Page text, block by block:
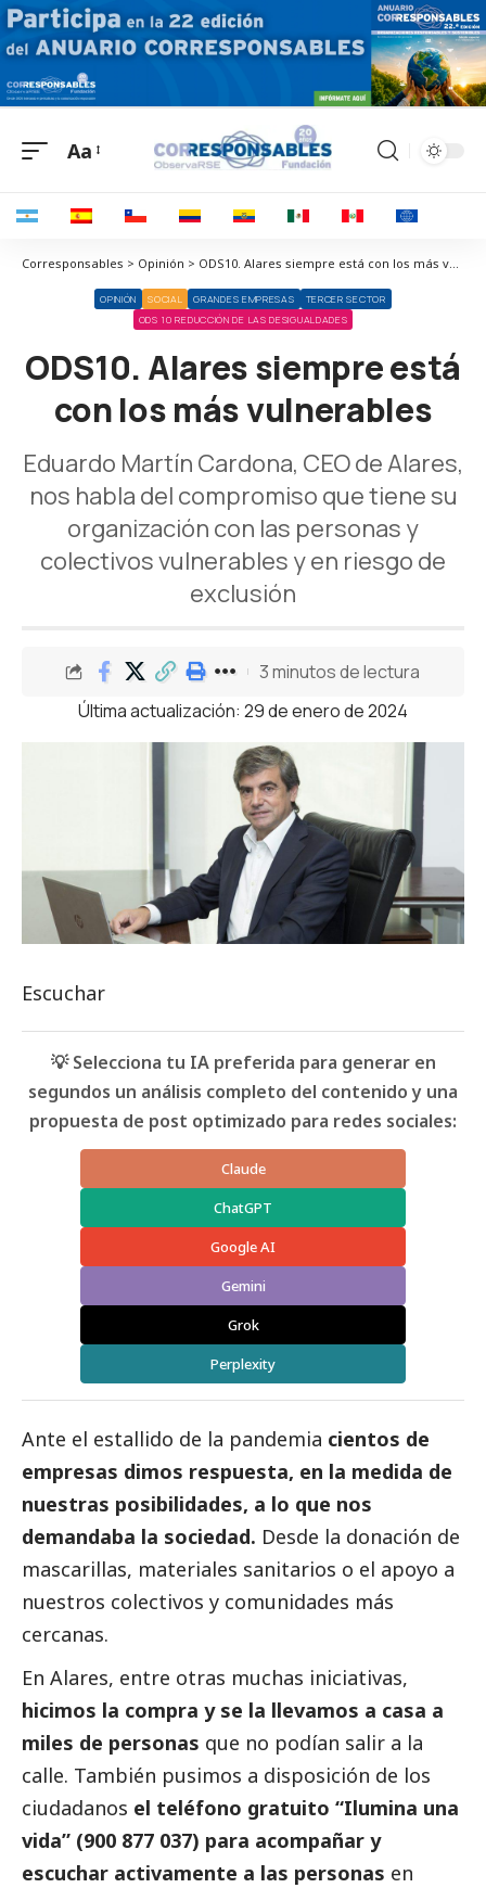
Aa
Corresponsables > Opinión > ODS10. Alares siempre está con los más vulnerables
OPINIÓN SOCIAL GRANDES EMPRESAS
TERCER SECTOR
ODS 10 REDUCCIÓN DE LAS DESIGUALDADES
ODS10. Alares siempre está
con los más vulnerables
Eduardo Martín Cardona, CEO de Alares,
nos habla del compromiso que tiene su
organización con las personas y
colectivos vulnerables y en riesgo de
exclusión
Última actualización: 29 de enero de 2024
3 minutos de lectura
Escuchar
💡 Selecciona tu IA preferida para generar en
segundos un análisis completo del contenido y una
propuesta de post optimizado para redes sociales:
Claude
ChatGPT
Google AI
Gemini
Grok
Perplexity
Ante el estallido de la pandemia cientos de
empresas dimos respuesta, en la medida de
nuestras posibilidades, a lo que nos
demandaba la sociedad. Desde la donación de
mascarillas, materiales sanitarios o el apoyo a
nuestros colectivos y comunidades más
cercanas.
En Alares, entre otras muchas iniciativas,
hicimos la compra y se la llevamos a casa a
miles de personas que no podían salir a la
calle. También pusimos a disposición de los
ciudadanos el teléfono gratuito “Ilumina una
vida” (900 877 037) para acompañar y
escuchar activamente a las personas en